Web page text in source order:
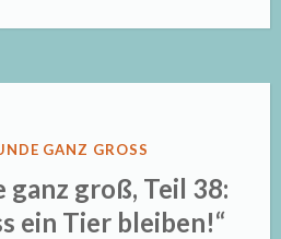
GANZ GROSS
ganz groß, Teil 38:
ein Tier bleiben!“